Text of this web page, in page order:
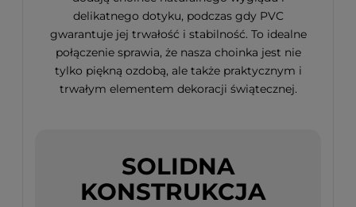
delikatnego dotyku, podczas gdy PVC
gwarantuje jej trwałość i stabilność. To idealne
połączenie sprawia, że nasza choinka jest nie
tylko piękną ozdobą, ale także praktycznym i
trwałym elementem dekoracji świątecznej.
SOLIDNA
KONSTRUKCJA